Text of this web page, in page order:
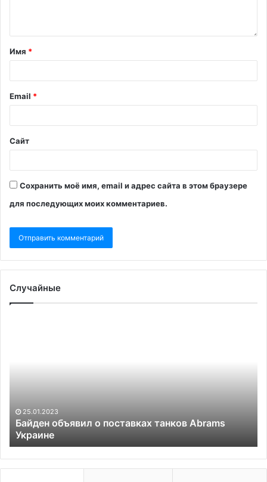
Имя *
Email *
Сайт
Сохранить моё имя, email и адрес сайта в этом браузере
для последующих моих комментариев.
Случайные
25.01.2023
Байден объявил о поставках танков Abrams
Украине